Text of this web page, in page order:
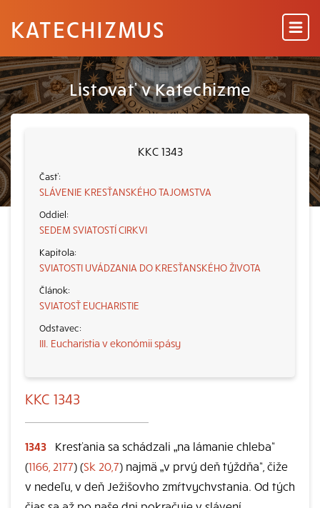
KATECHIZMUS
Listovať v Katechizme
KKC 1343
SLÁVENIE KRESŤANSKÉHO TAJOMSTVA
SEDEM SVIATOSTÍ CIRKVI
SVIATOSTI UVÁDZANIA DO KRESŤANSKÉHO ŽIVOTA
SVIATOSŤ EUCHARISTIE
III. Eucharistia v ekonómii spásy
KKC 1343
1343
Kresťania sa schádzali „na lámanie chleba“
(1166, 2177) (Sk 20,7) najmä „v prvý deň týždňa“, čiže
v nedeľu, v deň Ježišovho zmŕtvychvstania. Od tých